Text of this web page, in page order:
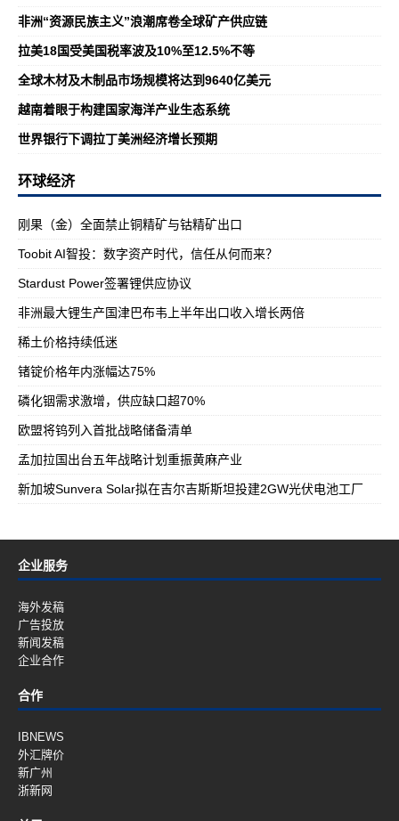
非洲“资源民族主义”浪潮席卷全球矿产供应链
拉美18国受美国税率波及10%至12.5%不等
全球木材及木制品市场规模将达到9640亿美元
越南着眼于构建国家海洋产业生态系统
世界银行下调拉丁美洲经济增长预期
环球经济
刚果（金）全面禁止铜精矿与钴精矿出口
​Toobit AI智投：数字资产时代，信任从何而来？
Stardust Power签署锂供应协议
非洲最大锂生产国津巴布韦上半年出口收入增长两倍
稀土价格持续低迷
锗锭价格年内涨幅达75%
磷化铟需求激增，供应缺口超70%
欧盟将钨列入首批战略储备清单
孟加拉国出台五年战略计划重振黄麻产业
新加坡Sunvera Solar拟在吉尔吉斯斯坦投建2GW光伏电池工厂
企业服务
海外发稿
广告投放
新闻发稿
企业合作
合作
IBNEWS
外汇牌价
新广州
浙新网